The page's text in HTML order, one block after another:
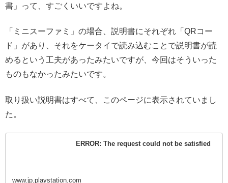
書」って、すごくいいですよね。
「ミニスーファミ」の場合、説明書にそれぞれ「QRコー
ド」があり、それをケータイで読み込むことで説明書が読
めるという工夫があったみたいですが、今回はそういった
ものもなかったみたいです。
取り扱い説明書はすべて、このページに表示されていまし
た。
ERROR: The request could not be satisfied
www.jp.playstation.com